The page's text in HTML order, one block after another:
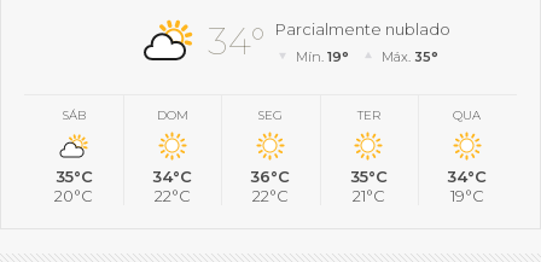
34° Parcialmente nublado
Mín.19° Máx. 35°
SÁB
35°C
20°C
DOM
34°C
22°C
SEG
36°C
22°C
TER
35°C
21°C
QUA
34°C
19°C